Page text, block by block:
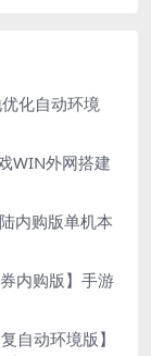
化自动环境
WIN外网搭建
内购版单机本
内购版】手游
自动环境版】